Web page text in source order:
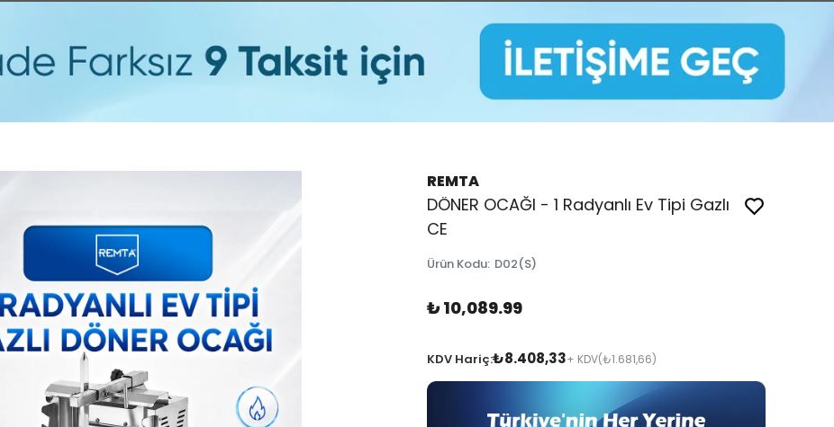
REMTA
DÖNER OCAĞI - 1 Radyanlı Ev Tipi Gazlı
CE
Ürün Kodu: D02(S)
₺ 10,089.99
KDV Hariç:₺8.408,33+ KDV(₺1.681,66)